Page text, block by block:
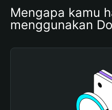
Mengapa kamu
menggunakan